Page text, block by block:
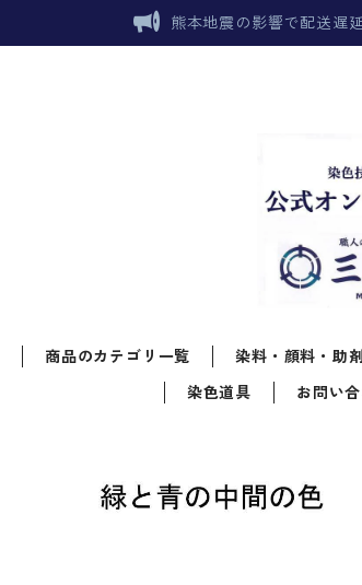
熊本地震の影響で配送遅
商品のカテゴリ一覧 染料・顔料・助
染色道具
お問い